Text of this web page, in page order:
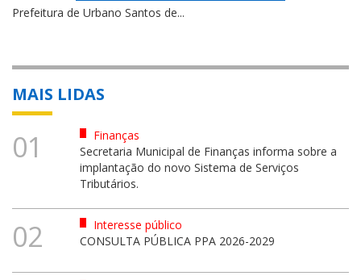
Prefeitura de Urbano Santos de...
MAIS LIDAS
01
Finanças
Secretaria Municipal de Finanças informa sobre a
implantação do novo Sistema de Serviços
Tributários.
02
Interesse público
CONSULTA PÚBLICA PPA 2026-2029